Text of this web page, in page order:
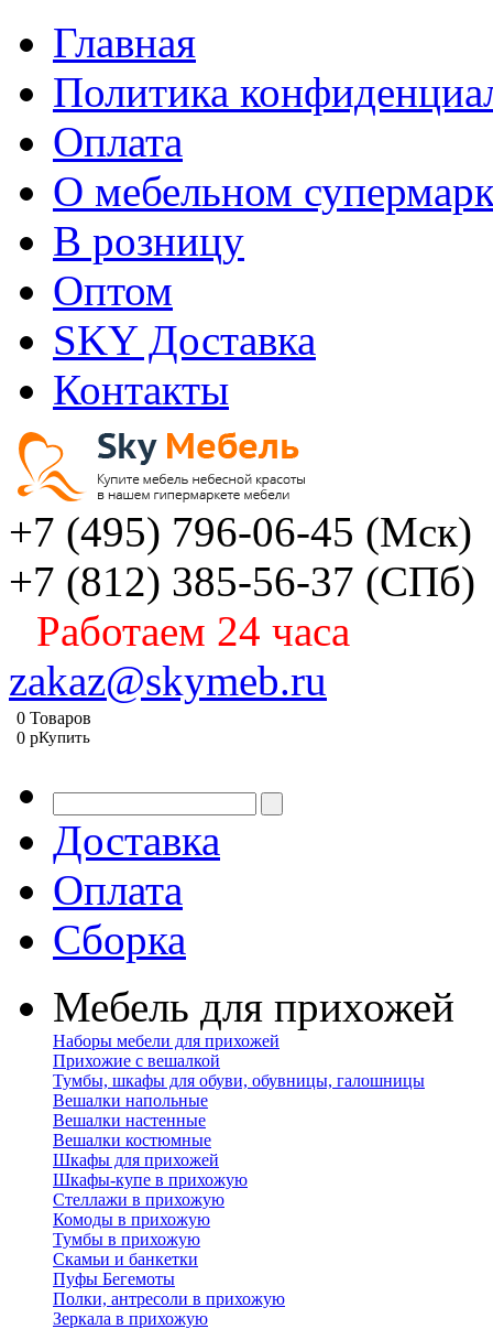
Главная
Политика
Оплата
О мебельном
В розницу
Оптом
SKY Доставка
Контакты
+7 (495) 796-06-45 (Мск)
+7 (812) 385-56-37 (СПб)
Работаем 24 часа
zakaz@skymeb.ru
0 Товаров
0 pКупить
Доставка
Оплата
Сборка
Мебель для прихожей
Наборы мебели для прихожей
Прихожие с вешалкой
Тумбы, шкафы для обуви, обувницы, галошницы
Вешалки напольные
Вешалки настенные
Вешалки костюмные
Шкафы для прихожей
Шкафы-купе в прихожую
Стеллажи в прихожую
Комоды в прихожую
Тумбы в прихожую
Скамьи и банкетки
Пуфы Бегемоты
Полки, антресоли в прихожую
Зеркала в прихожую